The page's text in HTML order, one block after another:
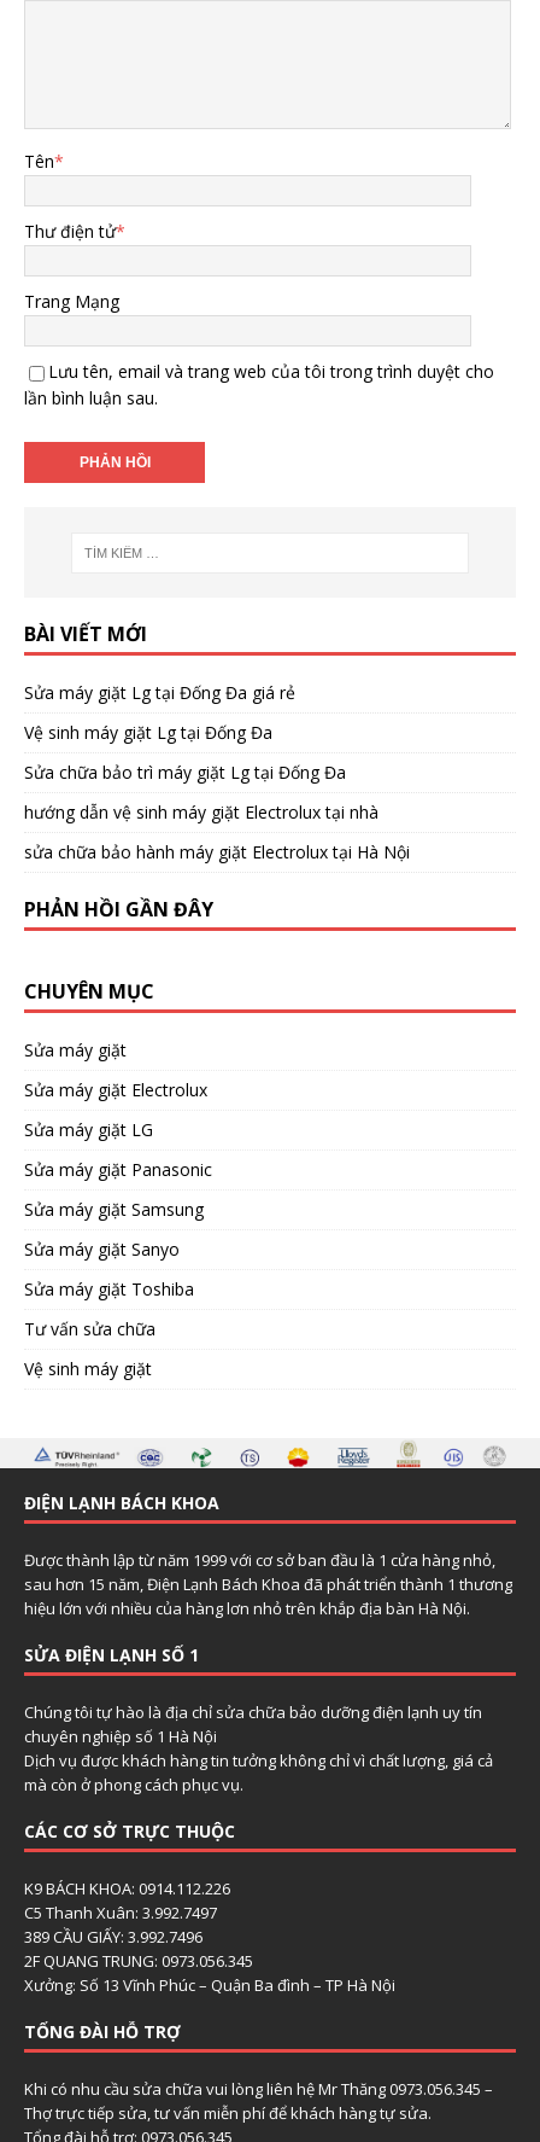
Tên*
Thư điện tử*
Trang Mạng
Lưu tên, email và trang web của tôi trong trình duyệt cho
lần bình luận sau.
BÀI VIẾT MỚI
Sửa máy giặt Lg tại Đống Đa giá rẻ
Vệ sinh máy giặt Lg tại Đống Đa
Sửa chữa bảo trì máy giặt Lg tại Đống Đa
hướng dẫn vệ sinh máy giặt Electrolux tại nhà
sửa chữa bảo hành máy giặt Electrolux tại Hà Nội
PHẢN HỒI GẦN ĐÂY
CHUYÊN MỤC
Sửa máy giặt
Sửa máy giặt Electrolux
Sửa máy giặt LG
Sửa máy giặt Panasonic
Sửa máy giặt Samsung
Sửa máy giặt Sanyo
Sửa máy giặt Toshiba
Tư vấn sửa chữa
Vệ sinh máy giặt
ĐIỆN LẠNH BÁCH KHOA
Được thành lập từ năm 1999 với cơ sở ban đầu là 1 cửa hàng nhỏ,
sau hơn 15 năm, Điện Lạnh Bách Khoa đã phát triển thành 1 thương
hiệu lớn với nhiều của hàng lơn nhỏ trên khắp địa bàn Hà Nội.
SỬA ĐIỆN LẠNH SỐ 1
Chúng tôi tự hào là địa chỉ sửa chữa bảo dưỡng điện lạnh uy tín
chuyên nghiệp số 1 Hà Nội
Dịch vụ được khách hàng tin tưởng không chỉ vì chất lượng, giá cả
mà còn ở phong cách phục vụ.
CÁC CƠ SỞ TRỰC THUỘC
K9 BÁCH KHOA: 0914.112.226
C5 Thanh Xuân: 3.992.7497
389 CẦU GIẤY: 3.992.7496
2F QUANG TRUNG: 0973.056.345
Xưởng: Số 13 Vĩnh Phúc – Quận Ba đình – TP Hà Nội
TỔNG ĐÀI HỖ TRỢ
Khi có nhu cầu sửa chữa vui lòng liên hệ Mr Thăng 0973.056.345 –
Thợ trực tiếp sửa, tư vấn miễn phí để khách hàng tự sửa.
Tổng đài hỗ trợ: 0973.056.345